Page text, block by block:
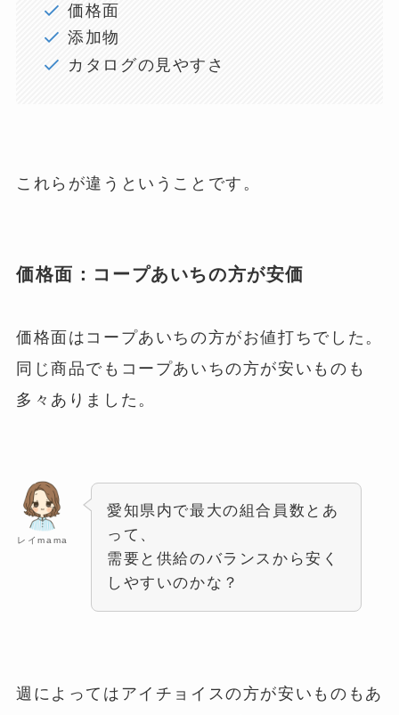
価格面
添加物
カタログの見やすさ
これらが違うということです。
価格面：コープあいちの方が安価
価格面はコープあいちの方がお値打ちでした。
同じ商品でもコープあいちの方が安いものも
多々ありました。
レイmama
愛知県内で最大の組合員数とあ
って、
需要と供給のバランスから安く
しやすいのかな？
週によってはアイチョイスの方が安いものもあ